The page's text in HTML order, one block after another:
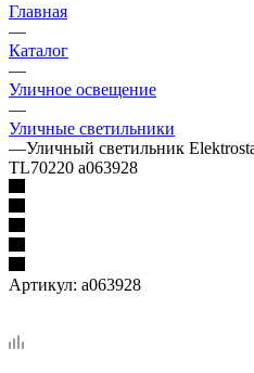
Главная
—
Каталог
—
Уличное освещение
—
Уличные светильники
—Уличный светильник
TL70220 a063928
Артикул: a063928